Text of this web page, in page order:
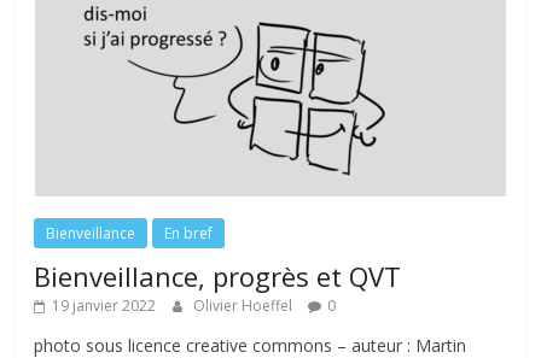
Bienveillance En bref
Bienveillance, progrès et QVT
19 janvier 2022 Olivier Hoeffel 0
photo sous licence creative commons – auteur : Martin